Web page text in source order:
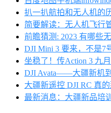
扒一扒航拍和无人机的
简要解读：无人机飞行
前瞻猜测: 2023 有哪些
DJI Mini 3 要来，不是7
坐稳了！传Action 3 九
DJI Avata——大疆新机
大疆新遥控 DJI RC 真的
最新消息：大疆新品培